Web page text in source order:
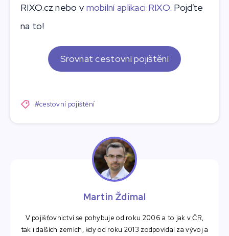
RIXO.cz nebo v mobilní aplikaci RIXO. Pojďte
na to!
Srovnat cestovní pojištění
#cestovní pojištění
Martin Ždímal
V pojišťovnictví se pohybuje od roku 2006 a to jak v ČR,
tak i dalších zemích, kdy od roku 2013 zodpovídal za vývoj a